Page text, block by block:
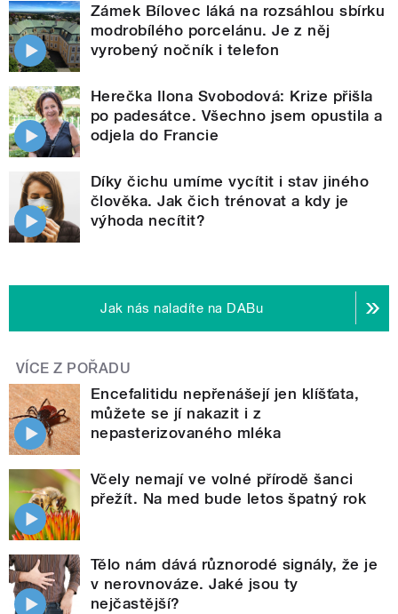
Zámek Bílovec láká na rozsáhlou sbírku
modrobílého porcelánu. Je z něj
vyrobený nočník i telefon
Herečka Ilona Svobodová: Krize přišla
po padesátce. Všechno jsem opustila a
odjela do Francie
Díky čichu umíme vycítit i stav jiného
člověka. Jak čich trénovat a kdy je
výhoda necítit?
Jak nás naladíte na DABu
VÍCE Z POŘADU
Encefalitidu nepřenášejí jen klíšťata,
můžete se jí nakazit i z
nepasterizovaného mléka
Včely nemají ve volné přírodě šanci
přežít. Na med bude letos špatný rok
Tělo nám dává různorodé signály, že je
v nerovnováze. Jaké jsou ty
nejčastější?